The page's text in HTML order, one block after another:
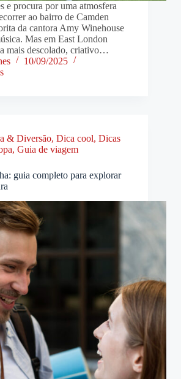
e procura por uma atmosfera
ao bairro de Camden
da cantora Amy Winehouse
Mas em East London
mais descolado, criativo…
10/09/2025
& Diversão, Dica cool, Dicas
, Guia de viagem
guia completo para explorar